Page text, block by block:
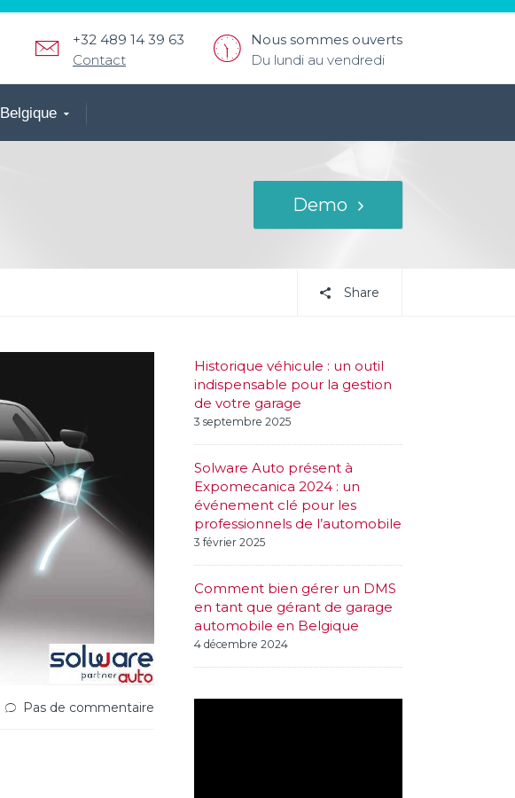
Nous sommes ouverts
Du lundi au vendredi
+32 489 14 39 63
Contact
Belgique
Demo
Share
Pas de commentaire
Historique véhicule : un outil
indispensable pour la gestion
de votre garage
3 septembre 2025
Solware Auto présent à
Expomecanica 2024 : un
événement clé pour les
professionnels de l’automobile
3 février 2025
Comment bien gérer un DMS
en tant que gérant de garage
automobile en Belgique
4 décembre 2024